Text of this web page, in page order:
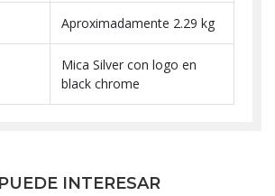
Aproximadamente 2.29 kg
Mica Silver con logo en
black chrome
INTERESAR